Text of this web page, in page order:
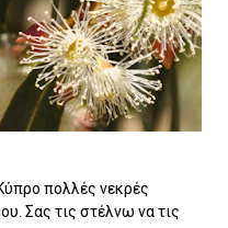
πολλές νεκρές
Σας τις στέλνω να τις